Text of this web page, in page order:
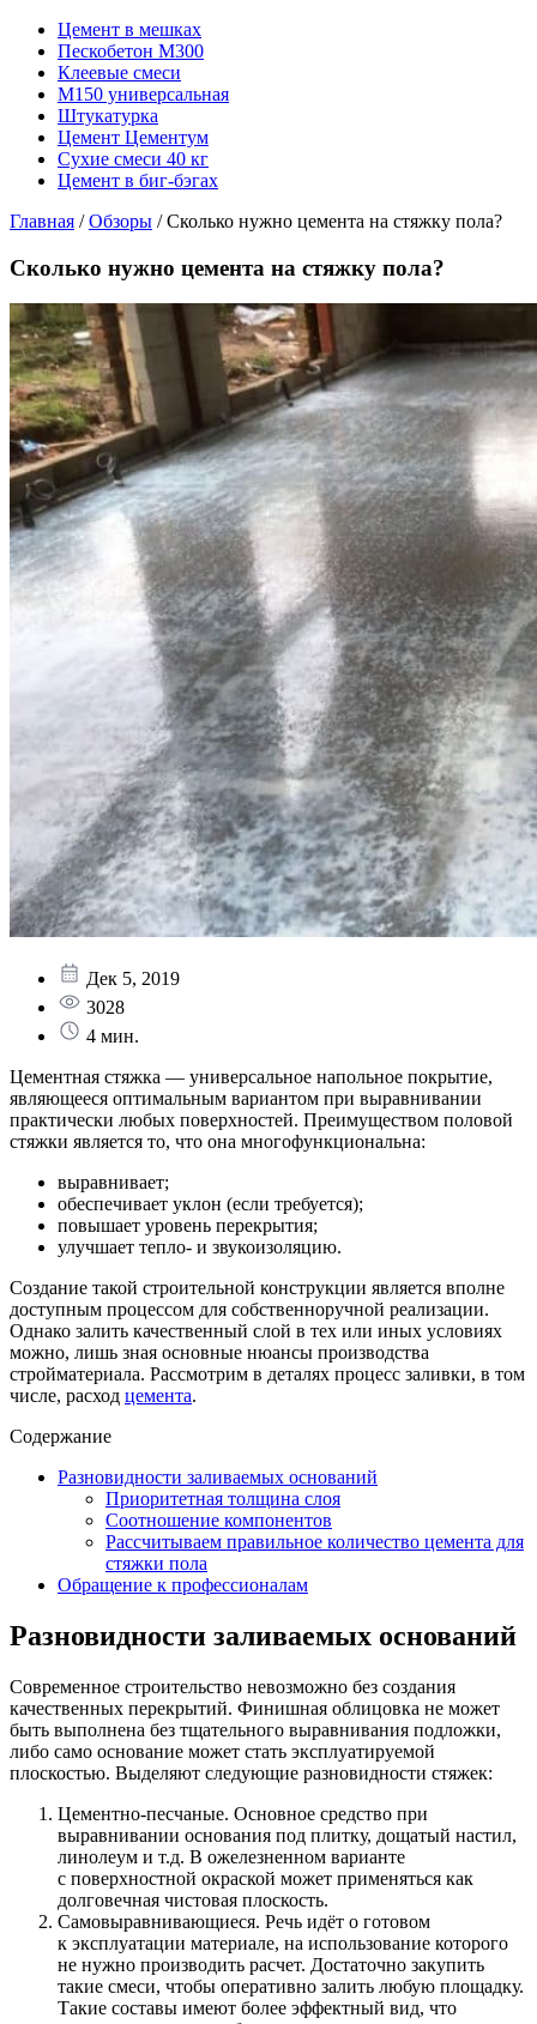
Цемент в мешках
Пескобетон М300
Клеевые смеси
М150 универсальная
Штукатурка
Цемент Цементум
Сухие смеси 40 кг
Цемент в биг-бэгах
Главная /Обзоры / Сколько нужно цемента на стяжку пола?
Сколько нужно цемента на стяжку пола?
Дек 5, 2019
3028
4 мин.
Цементная стяжка — универсальное напольное покрытие,
являющееся оптимальным вариантом при выравнивании
практически любых поверхностей. Преимуществом половой
стяжки является то, что она многофункциональна:
выравнивает;
обеспечивает уклон (если требуется);
повышает уровень перекрытия;
улучшает тепло- и звукоизоляцию.
Создание такой строительной конструкции является вполне
доступным процессом для собственноручной реализации.
Однако залить качественный слой в тех или иных условиях
можно, лишь зная основные нюансы производства
стройматериала. Рассмотрим в деталях процесс заливки, в том
числе, расход цемента.
Содержание
Разновидности заливаемых оснований
Приоритетная толщина слоя
Соотношение компонентов
Рассчитываем правильное количество цемента для
стяжки пола
Обращение к профессионалам
Разновидности заливаемых оснований
Современное строительство невозможно без создания
качественных перекрытий. Финишная облицовка не может
быть выполнена без тщательного выравнивания подложки,
либо само основание может стать эксплуатируемой
плоскостью. Выделяют следующие разновидности стяжек:
Цементно-песчаные. Основное средство при
выравнивании основания под плитку, дощатый настил,
линолеум и т.д. В ожелезненном варианте
с поверхностной окраской может применяться как
долговечная чистовая плоскость.
Самовыравнивающиеся. Речь идёт о готовом
к эксплуатации материале, на использование которого
не нужно производить расчет. Достаточно закупить
такие смеси, чтобы оперативно залить любую площадку.
Такие составы имеют более эффектный вид, что